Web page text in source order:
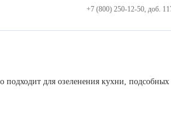
+7 (800) 250-12-50, доб.
для озеленения кухни,